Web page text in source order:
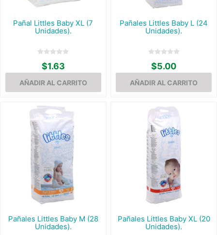
Pañal Littles Baby XL (7
Unidades).
$1.63
Pañales Littles Baby L (24
Unidades).
$5.00
Pañales Littles Baby M (28
Unidades).
Pañales Littles Baby XL (20
Unidades).